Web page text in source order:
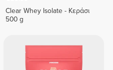
Clear Whey Isolate - Κεράσι
500 g